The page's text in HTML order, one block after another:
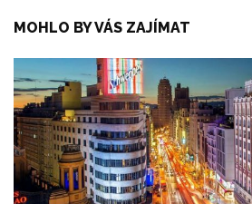
MOHLO BY VÁS ZAJÍMAT